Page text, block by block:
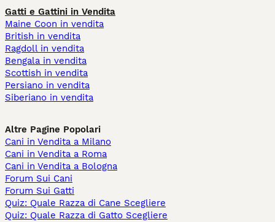
Gatti e Gattini in Vendita
Maine Coon in vendita
British in vendita
Ragdoll in vendita
Bengala in vendita
Scottish in vendita
Persiano in vendita
Siberiano in vendita
Altre Pagine Popolari
Cani in Vendita a Milano
Cani in Vendita a Roma
Cani in Vendita a Bologna
Forum Sui Cani
Forum Sui Gatti
Quiz: Quale Razza di Cane Scegliere
Quiz: Quale Razza di Gatto Scegliere